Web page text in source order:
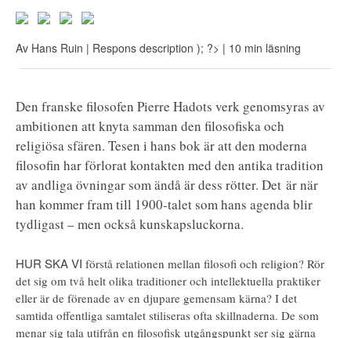
Av Hans Ruin | Respons description ); ?> | 10 min läsning
Den franske filosofen Pierre Hadots verk genomsyras av
ambitionen att knyta samman den filosofiska och
religiösa sfären. Tesen i hans bok är att den moderna
filosofin har förlorat kontakten med den antika tradition
av andliga övningar som ändå är dess rötter. Det är när
han kommer fram till 1900-talet som hans agenda blir
tydligast – men också kunskapsluckorna.
HUR SKA VI förstå relationen mellan filosofi och religion? Rör
det sig om två helt olika traditioner och intellektuella praktiker
eller är de förenade av en djupare gemensam kärna? I det
samtida offentliga samtalet stiliseras ofta skillnaderna. De som
menar sig tala utifrån en filosofisk utgångspunkt ser sig gärna